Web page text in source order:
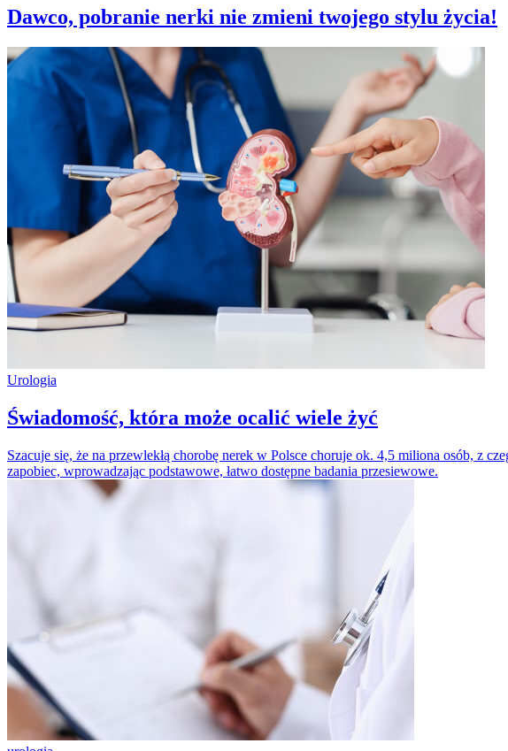
Dawco, pobranie nerki nie zmieni twojego stylu życia!
Urologia
Świadomość, która może ocalić wiele żyć
Szacuje się, że na przewlekłą chorobę nerek w Polsce choruje ok. 4,5 miliona osób, z
zapobiec, wprowadzając podstawowe, łatwo dostępne badania przesiewowe.